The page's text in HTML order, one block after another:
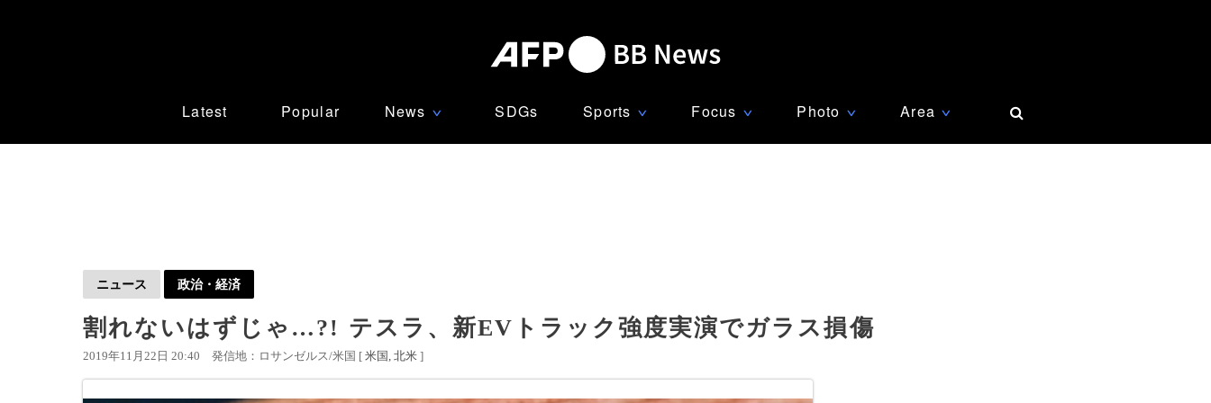
Latest Popular News ∨ SDGs Sports ∨ Focus ∨ Photo ∨ Area ∨
ニュース 政治・経済
割れないはずじゃ…?! テスラ、新EVトラック強度実演でガラス損傷
2019年11月22日 20:40 発信地：ロサンゼルス/米国 [ 米国 北米 ]